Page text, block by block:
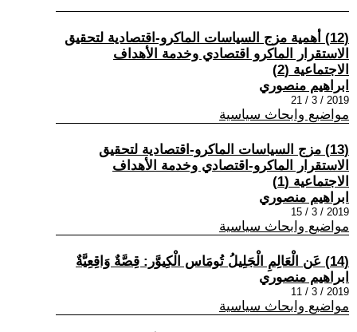
(12) أهمية مزج السياسات الماكرو-اقتصادية لتحقيق
الاستقرار الماكرو اقتصادي وخدمة الأهداف
الاجتماعية (2)
ابراهيم منصوري
2019 / 3 / 21
مواضيع وابحاث سياسية
(13) مزج السياسات الماكرو-اقتصادية لتحقيق
الاستقرار الماكرو-اقتصادي وخدمة الأهداف
الاجتماعية (1)
ابراهيم منصوري
2019 / 3 / 15
مواضيع وابحاث سياسية
(14) عَن الْعَالِمِ الْجَلِيلُ تُومَاس الْكِيوَّر: قِصَّةٌ وَاقِعِيَّةٌ
ابراهيم منصوري
2019 / 3 / 11
مواضيع وابحاث سياسية